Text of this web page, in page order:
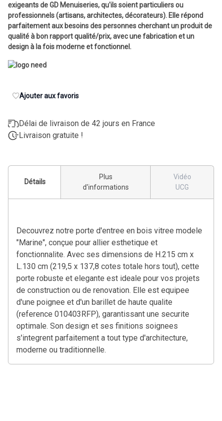
exigeants de GD Menuiseries, qu'ils soient particuliers ou
professionnels (artisans, architectes, décorateurs). Elle répond
parfaitement aux besoins des personnes cherchant un produit de
qualité à bon rapport qualité/prix, avec une fabrication et un
design à la fois moderne et fonctionnel.
Ajouter aux favoris
Délai de livraison de 42 jours en France
Livraison gratuite !
Détails
Plus
d'informations
Vidéo
UCG
Decouvrez notre porte d'entree en bois vitree modele
"Marine", conçue pour allier esthetique et
fonctionnalite. Avec ses dimensions de H.215 cm x
L.130 cm (219,5 x 137,8 cotes totale hors tout), cette
porte robuste et elegante est ideale pour vos projets
de construction ou de renovation. Elle est equipee
d'une poignee et d'un barillet de haute qualite
(reference 010403RFP), garantissant une securite
optimale. Son design et ses finitions soignees
s'integrent parfaitement a tout type d'architecture,
moderne ou traditionnelle.